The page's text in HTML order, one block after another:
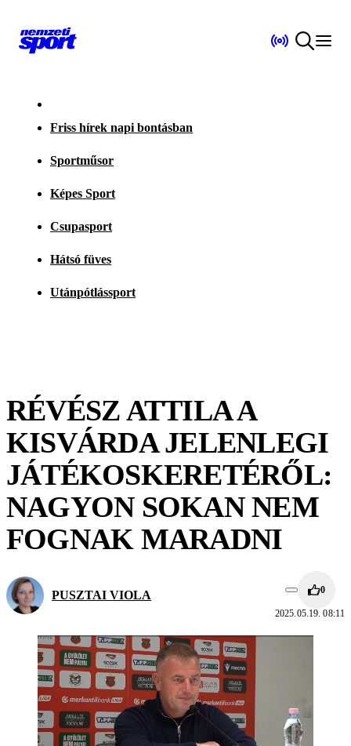
Friss hírek napi bontásban
Sportműsor
Képes Sport
Csupasport
Hátsó füves
Utánpótlássport
RÉVÉSZ ATTILA A
KISVÁRDA JELENLEGI
JÁTÉKOSKERETÉRŐL:
NAGYON SOKAN NEM
FOGNAK MARADNI
PUSZTAI VIOLA 0
2025.05.19. 08:11